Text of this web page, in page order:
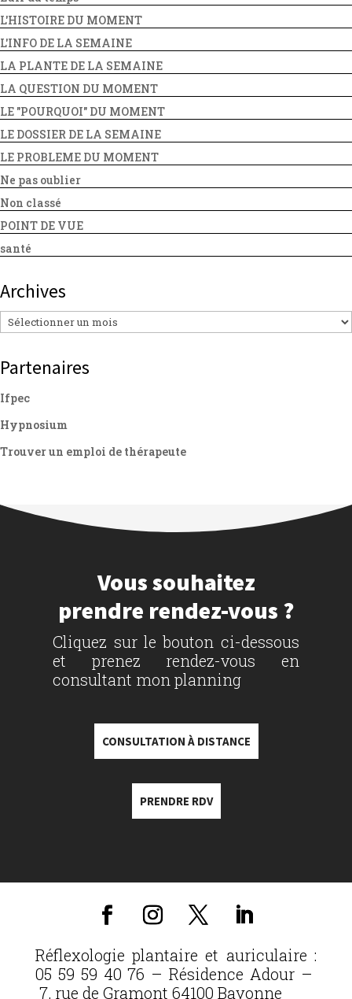
L'HISTOIRE DU MOMENT
L'INFO DE LA SEMAINE
LA PLANTE DE LA SEMAINE
LA QUESTION DU MOMENT
LE "POURQUOI" DU MOMENT
LE DOSSIER DE LA SEMAINE
LE PROBLEME DU MOMENT
Ne pas oublier
Non classé
POINT DE VUE
santé
Archives
Archives
Partenaires
Ifpec
Hypnosium
Trouver un emploi de thérapeute
Vous souhaitez
prendre rendez-vous ?
Cliquez sur le bouton ci-dessous
et prenez rendez-vous en
consultant mon planning
CONSULTATION À DISTANCE
PRENDRE RDV
Réflexologie plantaire et auriculaire :
05 59 59 40 76 – Résidence Adour –
7, rue de Gramont 64100 Bayonne